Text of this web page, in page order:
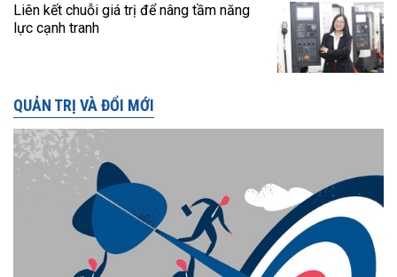
Liên kết chuỗi giá trị để nâng tầm năng
lực cạnh tranh
QUẢN TRỊ VÀ ĐỔI MỚI